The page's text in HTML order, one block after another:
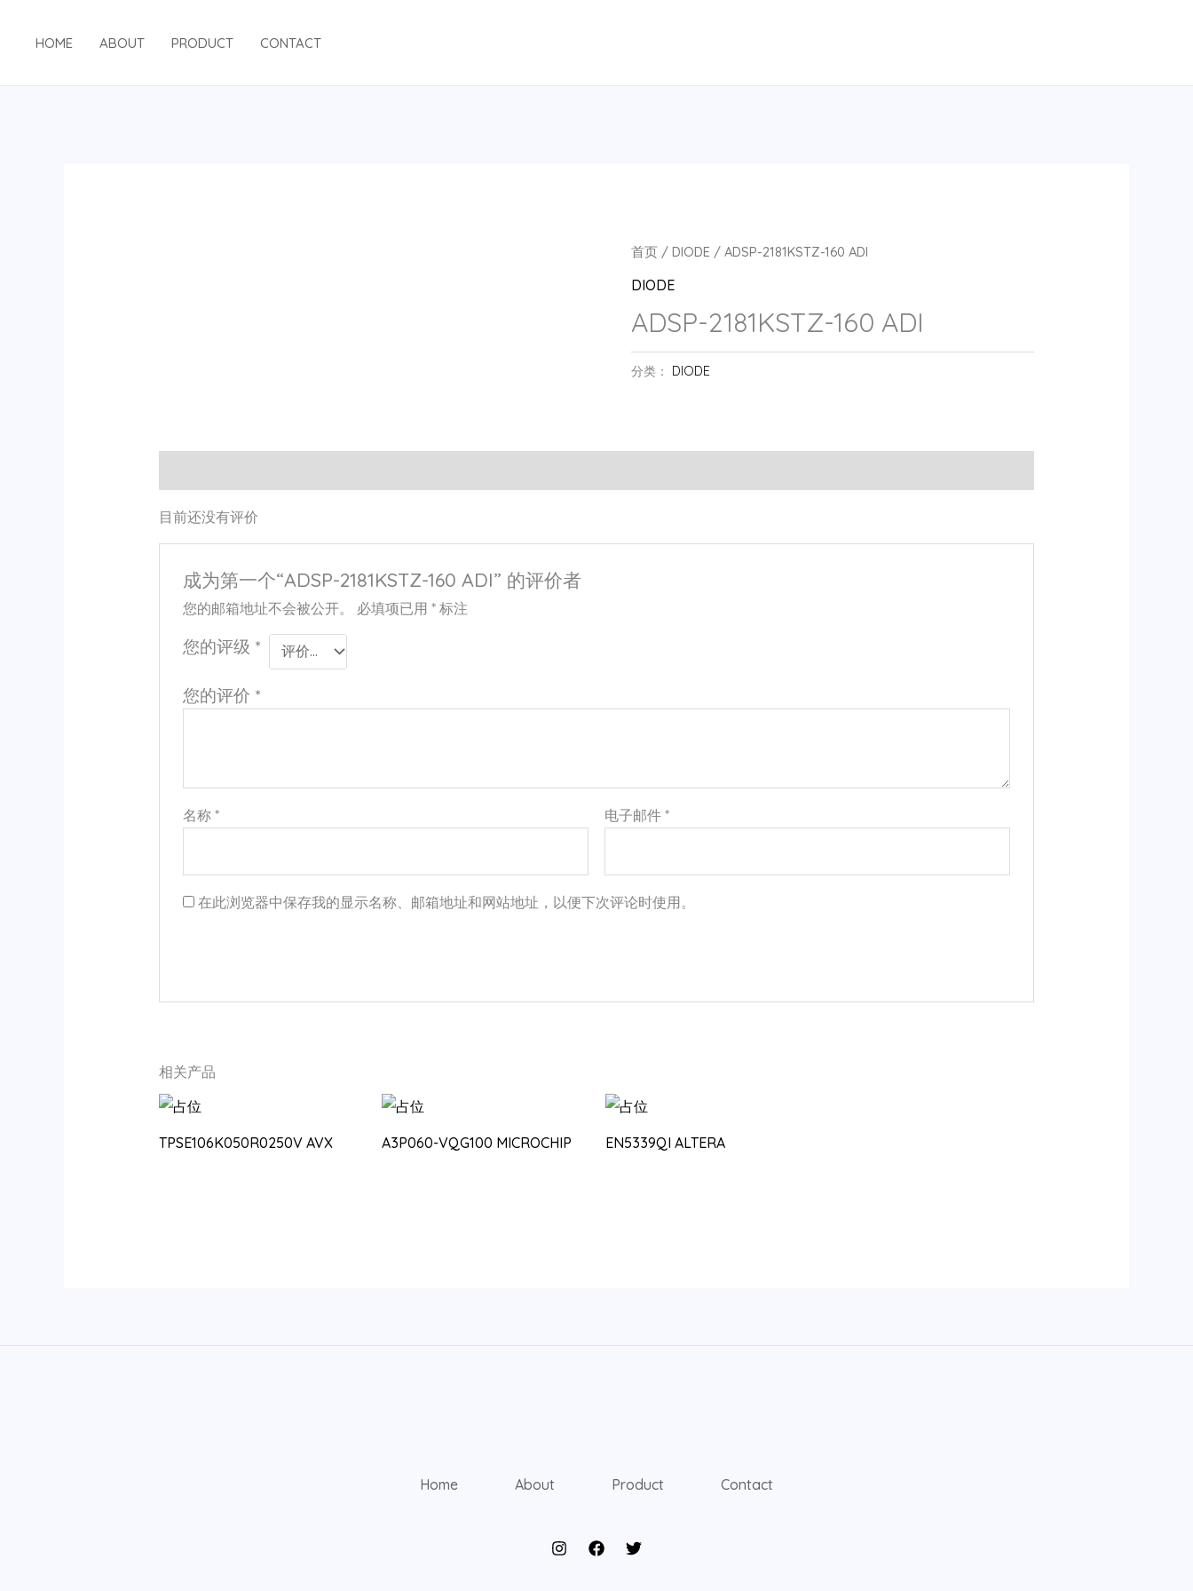
HOME ABOUT PRODUCT CONTACT
首页 /DIODE / ADSP-2181KSTZ-160 ADI
DIODE
ADSP-2181KSTZ-160 ADI
分类： DIODE
目前还没有评价
成为第一个“ADSP-2181KSTZ-160 ADI” 的评价者
您的邮箱地址不会被公开。 必填项已用* 标注
您的评级 *
您的评价 *
名称* 电子邮件*
在此浏览器中保存我的显示名称、邮箱地址和网站地址，以便下次评论时使用。
相关产品
TPSE106K050R0250V AVX A3P060-VQG100 MICROCHIP EN5339QI ALTERA
Home About Product Contact